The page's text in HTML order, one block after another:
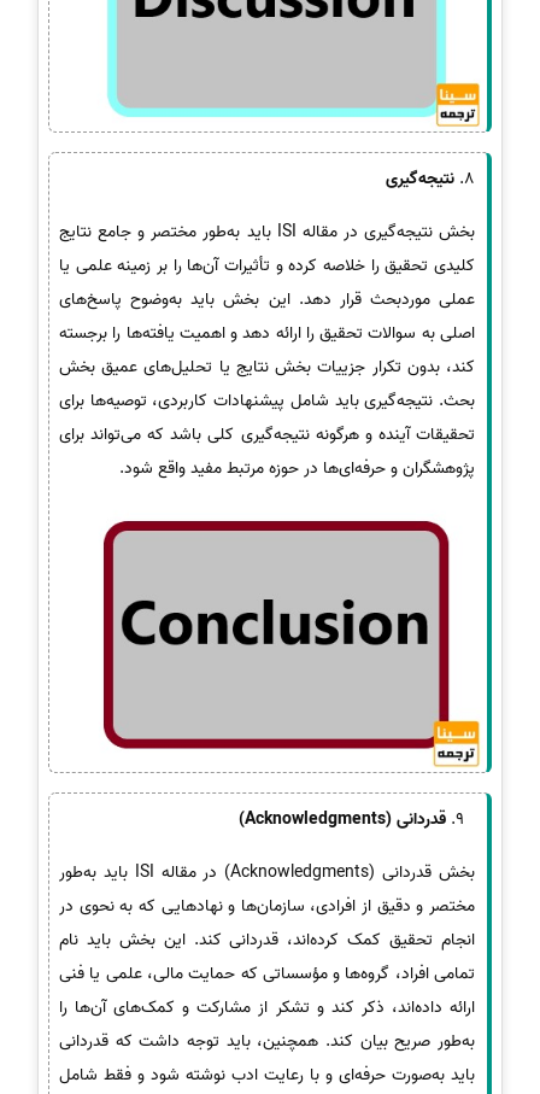
8. نتیجه‌گیری
بخش نتیجه‌گیری در مقاله ISI باید به‌طور مختصر و جامع نتایج
کلیدی تحقیق را خلاصه کرده و تأثیرات آن‌ها را بر زمینه علمی یا
عملی موردبحث قرار دهد. این بخش باید به‌وضوح پاسخ‌های
اصلی به سوالات تحقیق را ارائه دهد و اهمیت یافته‌ها را برجسته
کند، بدون تکرار جزییات بخش نتایج یا تحلیل‌های عمیق بخش
بحث. نتیجه‌گیری باید شامل پیشنهادات کاربردی، توصیه‌ها برای
تحقیقات آینده و هرگونه نتیجه‌گیری کلی باشد که می‌تواند برای
پژوهشگران و حرفه‌ای‌ها در حوزه مرتبط مفید واقع شود.
قدردانی (Acknowledgments)
بخش قدردانی (Acknowledgments) در مقاله ISI باید به‌طور
مختصر و دقیق از افرادی، سازمان‌ها و نهادهایی که به نحوی در
انجام تحقیق کمک کرده‌اند، قدردانی کند. این بخش باید نام
تمامی افراد، گروه‌ها و مؤسساتی که حمایت مالی، علمی یا فنی
ارائه داده‌اند، ذکر کند و تشکر از مشارکت و کمک‌های آن‌ها را
به‌طور صریح بیان کند. همچنین، باید توجه داشت که قدردانی
باید به‌صورت حرفه‌ای و با رعایت ادب نوشته شود و فقط شامل